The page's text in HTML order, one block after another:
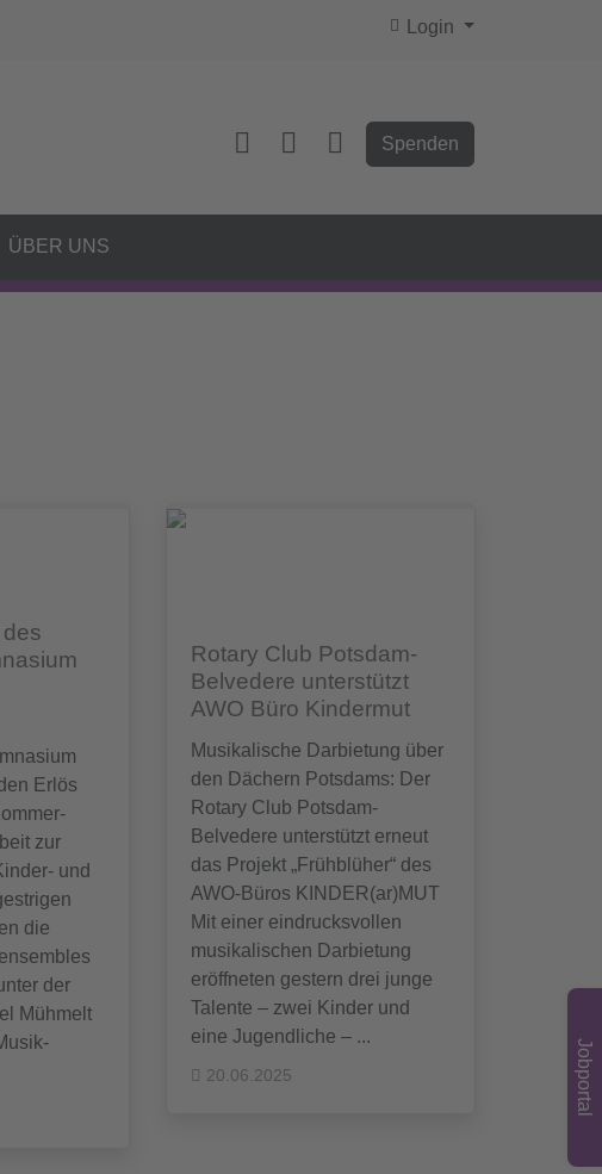
Login
Spenden
ÜBER UNS
Erlös
zur
und
die
der
Mühmelt
Rotary Club Potsdam-
Belvedere unterstützt
AWO Büro Kindermut
Musikalische Darbietung über
den Dächern Potsdams: Der
Rotary Club Potsdam-
Belvedere unterstützt erneut
das Projekt „Frühblüher“ des
AWO-Büros KINDER(ar)MUT
Mit einer eindrucksvollen
musikalischen Darbietung
eröffneten gestern drei junge
Talente – zwei Kinder und
eine Jugendliche – ...
20.06.2025 Jobportal